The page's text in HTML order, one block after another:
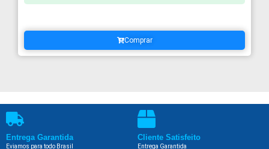
Comprar
Entrega Garantida
Eviamos para todo Brasil
Cliente Satisfeito
Entrega Garantida